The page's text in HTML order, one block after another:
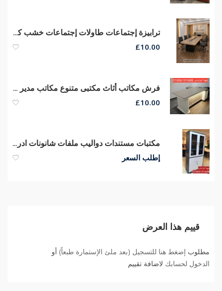
ترابيزة إجتماعات طاولات إجتماعات خشب كونتر قشرة طبيعى جودة عالية
£10.00
فرش مكاتب أثاث مكتبى متنوع مكاتب مدير كراسى شبك طبى
£10.00
مكتبات مستندات دواليب ملفات شانونات ادراج مكتبات مودرن أثاث شركات
إطلب السعر
قييم هذا العرض
مطلوب إضغط هنا للتسجيل (بعد ملئ الإستمارة طبعاً) أو
الدخول لحسابك لاضافة تقييم